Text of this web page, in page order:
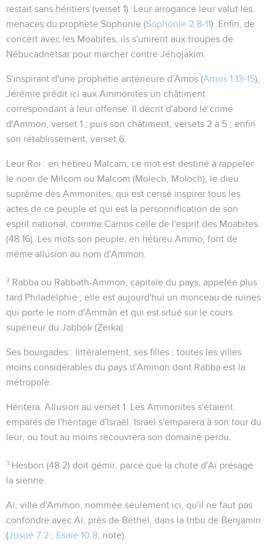
restait sans héritiers (verset 1). Leur arrogance leur valut les
menaces du prophète Sophonie (Sophonie 2.8-11). Enfin, de
concert avec les Moabites, ils s'unirent aux troupes de
Nébucadnetsar pour marcher contre Jéhojakim.
S'inspirant d'une prophétie antérieure d'Amos (Amos 1.13-15),
Jérémie prédit ici aux Ammonites un châtiment
correspondant à leur offense. Il décrit d'abord le crime
d'Ammon, verset 1 ; puis son châtiment, versets 2 à 5 ; enfin
son rétablissement, verset 6.
Leur Roi : en hébreu Malcam , ce mot est destiné à rappeler
le nom de Milcom ou Malcom (Molech, Moloch), le dieu
suprême des Ammonites, qui est censé inspirer tous les
actes de ce peuple et qui est la personnification de son
esprit national, comme Camos celle de l'esprit des Moabites
(48.16). Les mots son peuple , en hébreu Ammo , font de
même allusion au nom d'Ammon.
2 Rabba ou Rabbath-Ammon, capitale du pays, appelée plus
tard Philadelphie ; elle est aujourd'hui un monceau de ruines
qui porte le nom d'Ammân et qui est situé sur le cours
supérieur du Jabbok (Zerka).
Ses bourgades : littéralement, ses filles ; toutes les villes
moins considérables du pays d'Ammon dont Rabba est la
métropole.
Héritera . Allusion au verset 1. Les Ammonites s'étaient
emparés de l'héritage d'Israël. Israël s'emparera à son tour du
leur, ou tout au moins recouvrera son domaine perdu.
3 Hesbon(48.2) doit gémir, parce que la chute d'Aï présage
la sienne.
Aï, ville d'Ammon, nommée seulement ici, qu'il ne faut pas
confondre avec Aï, près de Béthel, dans la tribu de Benjamin
(Josué 7.2 ; Esaïe 10.8 , note).